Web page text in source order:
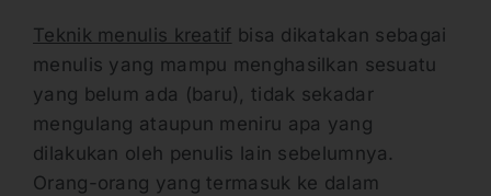
Teknik menulis kreatif bisa dikatakan sebagai
menulis yang mampu menghasilkan sesuatu
yang belum ada (baru), tidak sekadar
mengulang ataupun meniru apa yang
dilakukan oleh penulis lain sebelumnya.
Orang-orang yang termasuk ke dalam